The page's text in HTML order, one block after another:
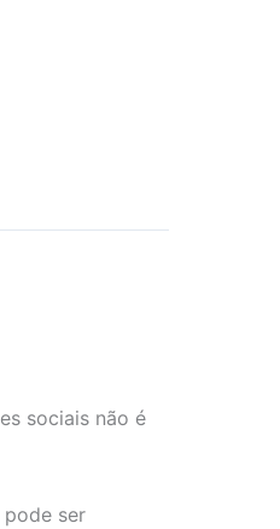
sociais não é
pode ser